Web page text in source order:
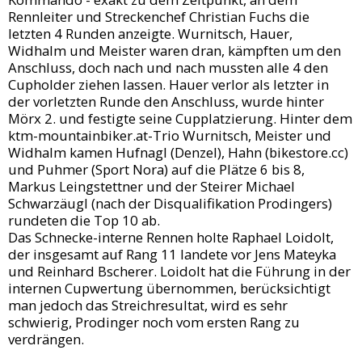
Rennleiter und Streckenchef Christian Fuchs die
letzten 4 Runden anzeigte. Wurnitsch, Hauer,
Widhalm und Meister waren dran, kämpften um den
Anschluss, doch nach und nach mussten alle 4 den
Cupholder ziehen lassen. Hauer verlor als letzter in
der vorletzten Runde den Anschluss, wurde hinter
Mörx 2. und festigte seine Cupplatzierung. Hinter dem
ktm-mountainbiker.at-Trio Wurnitsch, Meister und
Widhalm kamen Hufnagl (Denzel), Hahn (bikestore.cc)
und Puhmer (Sport Nora) auf die Plätze 6 bis 8,
Markus Leingstettner und der Steirer Michael
Schwarzäugl (nach der Disqualifikation Prodingers)
rundeten die Top 10 ab.
Das Schnecke-interne Rennen holte Raphael Loidolt,
der insgesamt auf Rang 11 landete vor Jens Mateyka
und Reinhard Bscherer. Loidolt hat die Führung in der
internen Cupwertung übernommen, berücksichtigt
man jedoch das Streichresultat, wird es sehr
schwierig, Prodinger noch vom ersten Rang zu
verdrängen.